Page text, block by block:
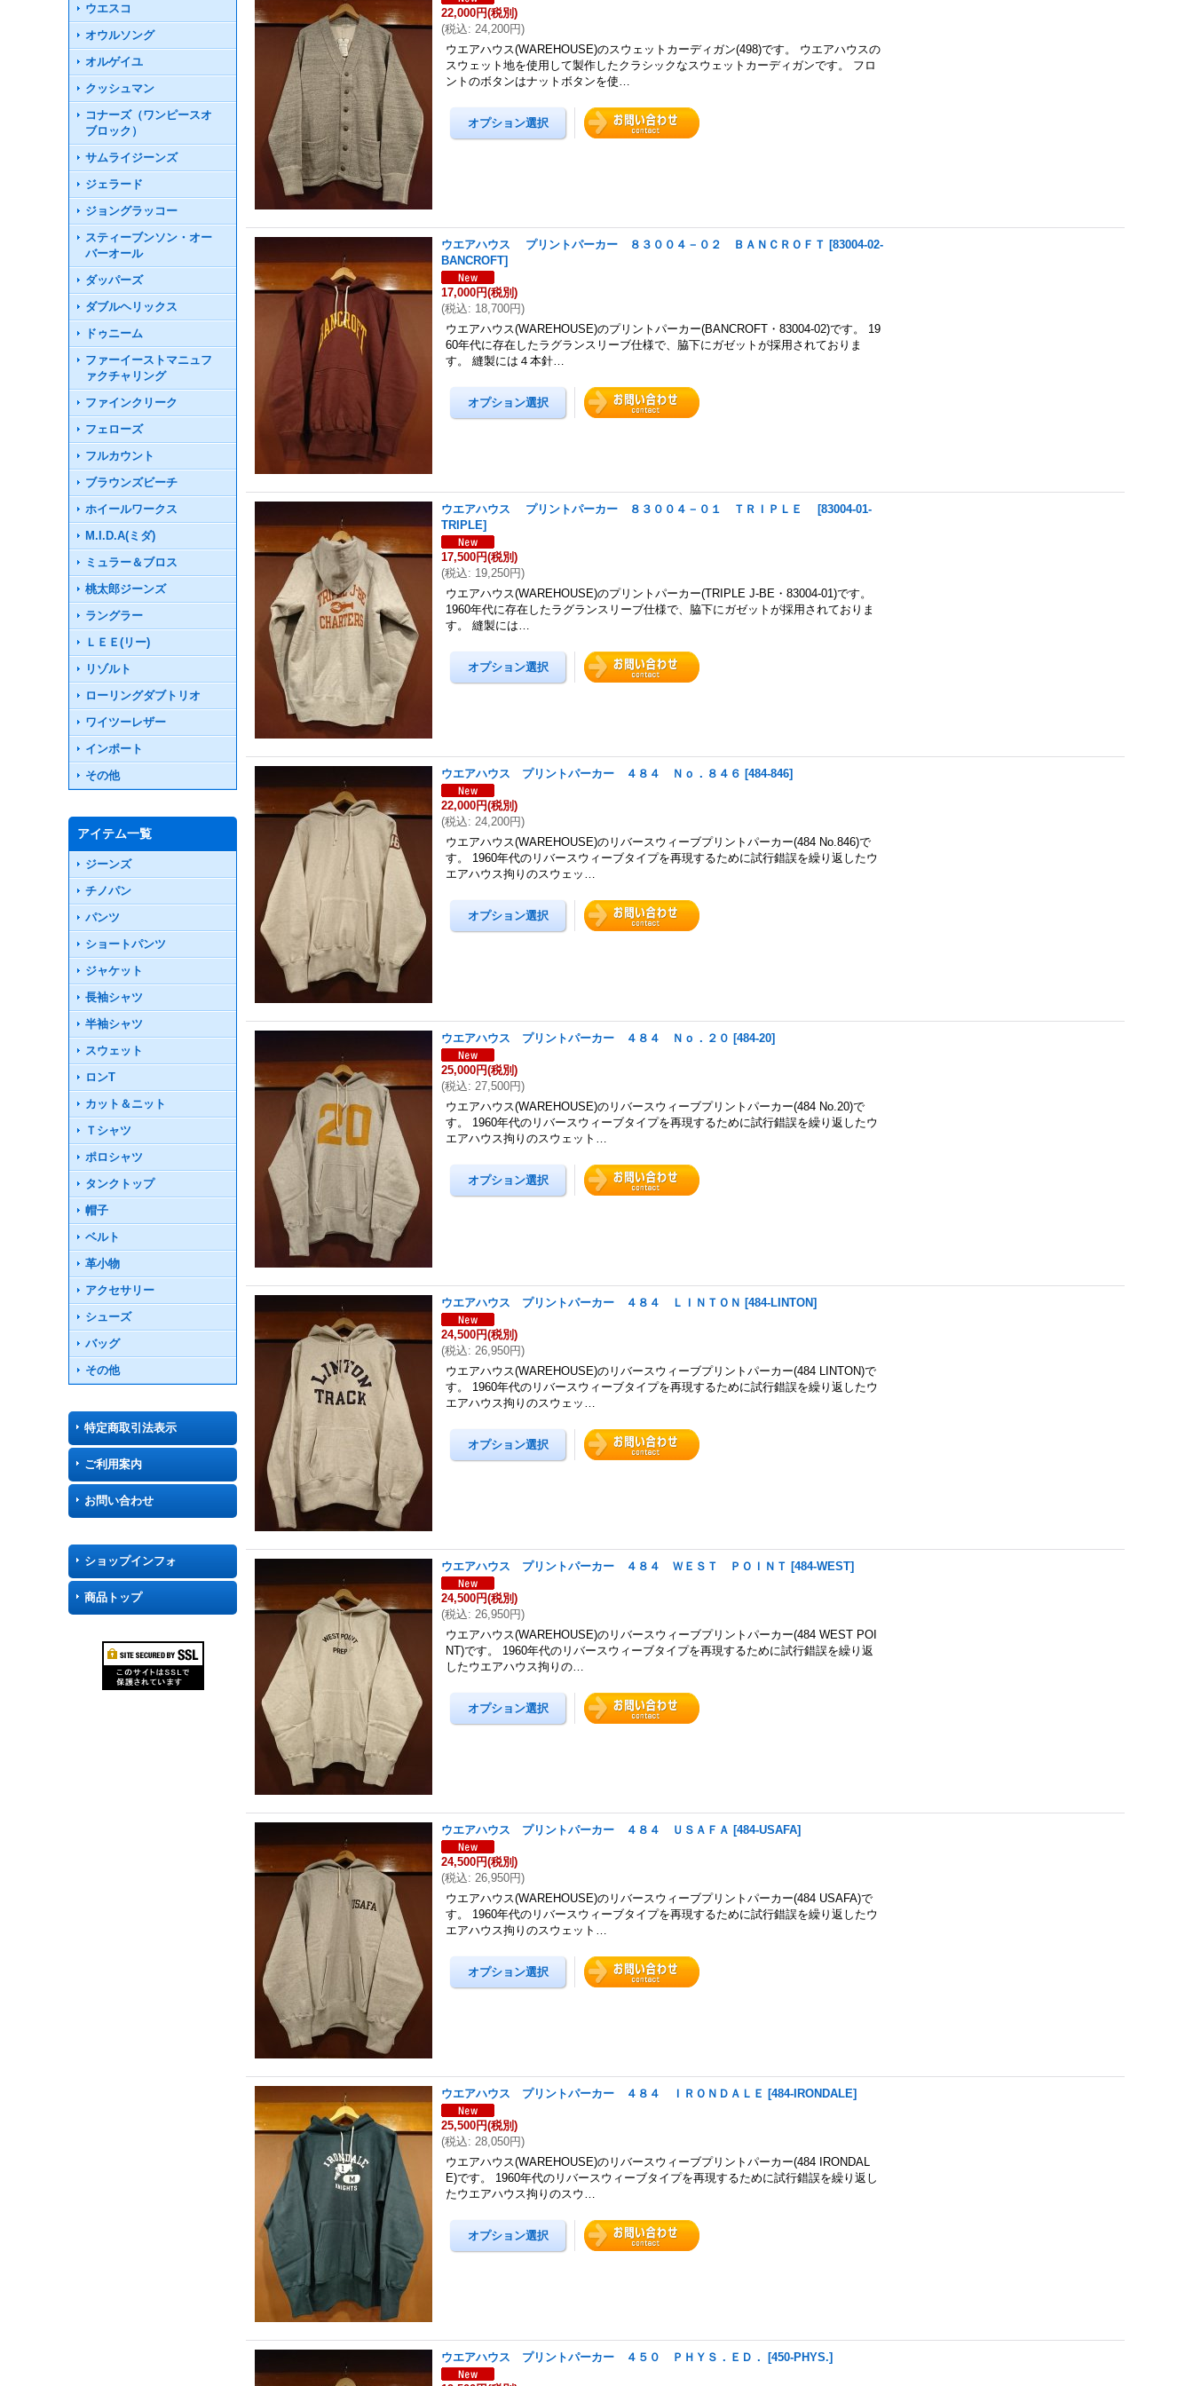
ウエスコ
オウルソング
オルゲイユ
クッシュマン
コナーズ（ワンピースオ
ブロック）
サムライジーンズ
ジェラード
ジョングラッコー
スティーブンソン・オー
バーオール
ダッパーズ
ダブルヘリックス
ドゥニーム
ファーイーストマニュフ
ァクチャリング
ファインクリーク
フェローズ
フルカウント
ブラウンズビーチ
ホイールワークス
M.I.D.A(ミダ)
ミュラー＆ブロス
桃太郎ジーンズ
ラングラー
ＬＥＥ(リー)
リゾルト
ローリングダブトリオ
ワイツーレザー
インポート
その他
アイテム一覧
ジーンズ
チノパン
パンツ
ショートパンツ
ジャケット
長袖シャツ
半袖シャツ
スウェット
ロンT
カット＆ニット
Ｔシャツ
ポロシャツ
タンクトップ
帽子
ベルト
革小物
アクセサリー
シューズ
バッグ
その他
特定商取引法表示
ご利用案内
お問い合わせ
ショップインフォ
商品トップ
22,000円(税別)
(税込: 24,200円)
ウエアハウス(WAREHOUSE)のスウェットカーディガン(498)です。 ウエアハウスの
スウェット地を使用して製作したクラシックなスウェットカーディガンです。 フロ
ントのボタンはナットボタンを使…
ウエアハウス プリントパーカー ８３００４－０２ ＢＡＮＣＲＯＦＴ [83004-02-
BANCROFT]
17,000円(税別)
(税込: 18,700円)
ウエアハウス(WAREHOUSE)のプリントパーカー(BANCROFT・83004-02)です。 19
60年代に存在したラグランスリーブ仕様で、脇下にガゼットが採用されておりま
す。 縫製には４本針…
ウエアハウス プリントパーカー ８３００４－０１ ＴＲＩＰＬＥ [83004-01-
TRIPLE]
17,500円(税別)
(税込: 19,250円)
ウエアハウス(WAREHOUSE)のプリントパーカー(TRIPLE J-BE・83004-01)です。
1960年代に存在したラグランスリーブ仕様で、脇下にガゼットが採用されておりま
す。 縫製には…
ウエアハウス プリントパーカー ４８４ Ｎｏ．８４６ [484-846]
22,000円(税別)
(税込: 24,200円)
ウエアハウス(WAREHOUSE)のリバースウィーブプリントパーカー(484 No.846)で
す。 1960年代のリバースウィーブタイプを再現するために試行錯誤を繰り返したウ
エアハウス拘りのスウェッ…
ウエアハウス プリントパーカー ４８４ Ｎｏ．２０ [484-20]
25,000円(税別)
(税込: 27,500円)
ウエアハウス(WAREHOUSE)のリバースウィーブプリントパーカー(484 No.20)で
す。 1960年代のリバースウィーブタイプを再現するために試行錯誤を繰り返したウ
エアハウス拘りのスウェット…
ウエアハウス プリントパーカー ４８４ ＬＩＮＴＯＮ [484-LINTON]
24,500円(税別)
(税込: 26,950円)
ウエアハウス(WAREHOUSE)のリバースウィーブプリントパーカー(484 LINTON)で
す。 1960年代のリバースウィーブタイプを再現するために試行錯誤を繰り返したウ
エアハウス拘りのスウェッ…
ウエアハウス プリントパーカー ４８４ ＷＥＳＴ ＰＯＩＮＴ [484-WEST]
24,500円(税別)
(税込: 26,950円)
ウエアハウス(WAREHOUSE)のリバースウィーブプリントパーカー(484 WEST POI
NT)です。 1960年代のリバースウィーブタイプを再現するために試行錯誤を繰り返
したウエアハウス拘りの…
ウエアハウス プリントパーカー ４８４ ＵＳＡＦＡ [484-USAFA]
24,500円(税別)
(税込: 26,950円)
ウエアハウス(WAREHOUSE)のリバースウィーブプリントパーカー(484 USAFA)で
す。 1960年代のリバースウィーブタイプを再現するために試行錯誤を繰り返したウ
エアハウス拘りのスウェット…
ウエアハウス プリントパーカー ４８４ ＩＲＯＮＤＡＬＥ [484-IRONDALE]
25,500円(税別)
(税込: 28,050円)
ウエアハウス(WAREHOUSE)のリバースウィーブプリントパーカー(484 IRONDAL
E)です。 1960年代のリバースウィーブタイプを再現するために試行錯誤を繰り返し
たウエアハウス拘りのスウ…
ウエアハウス プリントパーカー ４５０ ＰＨＹＳ．ＥＤ． [450-PHYS.]